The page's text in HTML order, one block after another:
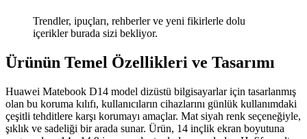
Trendler, ipuçları, rehberler ve yeni fikirlerle dolu
içerikler burada sizi bekliyor.
Ürünün Temel Özellikleri ve Tasarımı
Huawei Matebook D14 model dizüstü bilgisayarlar için tasarlanmış
olan bu koruma kılıfı, kullanıcıların cihazlarını günlük kullanımdaki
çeşitli tehditlere karşı korumayı amaçlar. Mat siyah renk seçeneğiyle,
şıklık ve sadeliği bir arada sunar. Ürün, 14 inçlik ekran boyutuna